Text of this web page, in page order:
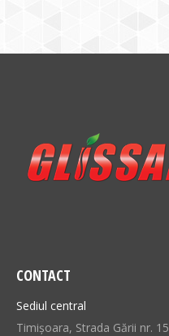
CONTACT
Sediul central
Timișoara, Strada Gării nr. 15